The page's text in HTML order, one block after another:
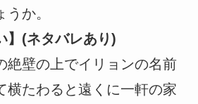
か。
】(ネタバレあり)
絶壁の上でイリョンの名前
横たわると遠くに一軒の家